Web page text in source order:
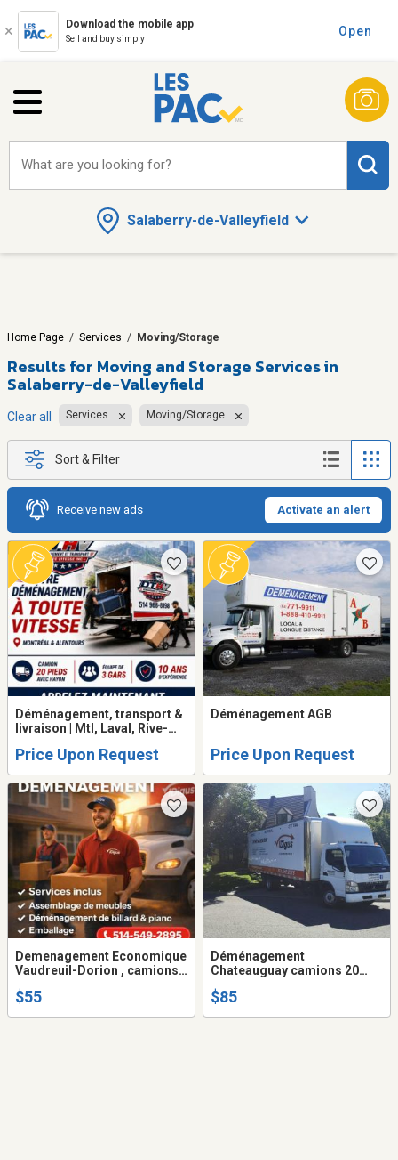
Download the mobile app
Sell and buy simply
Open
Salaberry-de-Valleyfield
What are you looking for?
Home Page / Services / Moving/Storage
Results for Moving and Storage Services in
Salaberry-de-Valleyfield
Clear all Services Moving/Storage
Sort & Filter
Receive new ads Activate an alert
Déménagement, transport &
livraison | Mtl, Laval, Rive-
Price Upon Request
Déménagement AGB
Price Upon Request
Demenagement Economique
Vaudreuil-Dorion , camions
frais gas - disel inclus dans
$55
Déménagement
Chateauguay camions 20
frais Gas - diesel inclus dans
$85